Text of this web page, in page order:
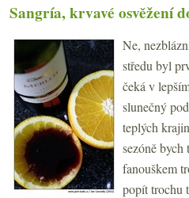
Sangría, krvavé osvěžení
Ne,
středu byl
čeká v
slunečný
teplých
sezóně bych
fanouškem
popít trochu